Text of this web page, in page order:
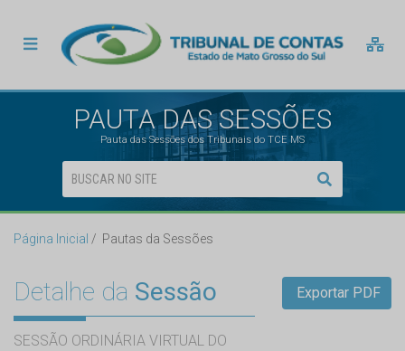
PAUTA DAS SESSÕES
Pauta das Sessões dos Tribunais do TCE MS
Página Inicial Pautas da Sessões
Detalhe da Sessão
SESSÃO ORDINÁRIA VIRTUAL DO
Exportar PDF